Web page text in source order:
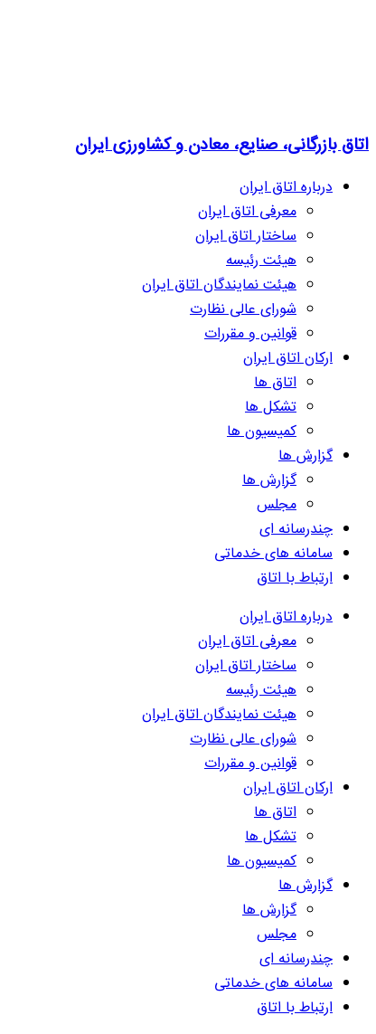
اتاق بازرگانی، صنایع، معادن و کشاورزی ایران
درباره اتاق ایران
معرفی اتاق ایران
ساختار اتاق ایران
هیئت رئیسه
هیئت نمایندگان اتاق ایران
شورای عالی نظارت
قوانین و مقررات
ارکان اتاق ایران
اتاق ها
تشکل ها
کمیسیون ها
گزارش ها
گزارش ها
مجلس
چندرسانه ای
سامانه های خدماتی
ارتباط با اتاق
درباره اتاق ایران
معرفی اتاق ایران
ساختار اتاق ایران
هیئت رئیسه
هیئت نمایندگان اتاق ایران
شورای عالی نظارت
قوانین و مقررات
ارکان اتاق ایران
اتاق ها
تشکل ها
کمیسیون ها
گزارش ها
گزارش ها
مجلس
چندرسانه ای
سامانه های خدماتی
ارتباط با اتاق